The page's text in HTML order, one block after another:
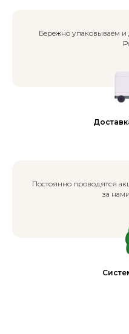
Бережно упаковываем и
Постоянно проводятся
за